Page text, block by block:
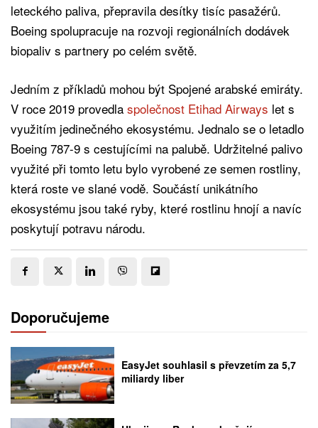
leteckého paliva, přepravila desítky tisíc pasažérů.
Boeing spolupracuje na rozvoji regionálních dodávek
biopaliv s partnery po celém světě.
Jedním z příkladů mohou být Spojené arabské emiráty.
V roce 2019 provedla společnost Etihad Airways let s
využitím jedinečného ekosystému. Jednalo se o letadlo
Boeing 787-9 s cestujícími na palubě. Udržitelné palivo
využité při tomto letu bylo vyrobené ze semen rostliny,
která roste ve slané vodě. Součástí unikátního
ekosystému jsou také ryby, které rostlinu hnojí a navíc
poskytují potravu národu.
Doporučujeme
EasyJet souhlasil s převzetím za 5,7
miliardy liber